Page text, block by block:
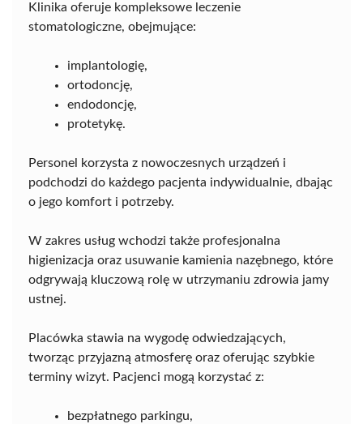
Klinika oferuje kompleksowe leczenie
stomatologiczne, obejmujące:
implantologię,
ortodoncję,
endodoncję,
protetykę.
Personel korzysta z nowoczesnych urządzeń i
podchodzi do każdego pacjenta indywidualnie, dbając
o jego komfort i potrzeby.
W zakres usług wchodzi także profesjonalna
higienizacja oraz usuwanie kamienia nazębnego, które
odgrywają kluczową rolę w utrzymaniu zdrowia jamy
ustnej.
Placówka stawia na wygodę odwiedzających,
tworząc przyjazną atmosferę oraz oferując szybkie
terminy wizyt. Pacjenci mogą korzystać z:
bezpłatnego parkingu,